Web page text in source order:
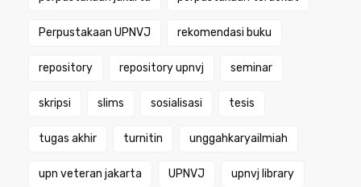
Perpustakaan UPNVJ rekomendasi buku
repository repository upnvj seminar
skripsi slims sosialisasi tesis
tugas akhir turnitin unggahkaryailmiah
upn veteran jakarta UPNVJ upnvj library